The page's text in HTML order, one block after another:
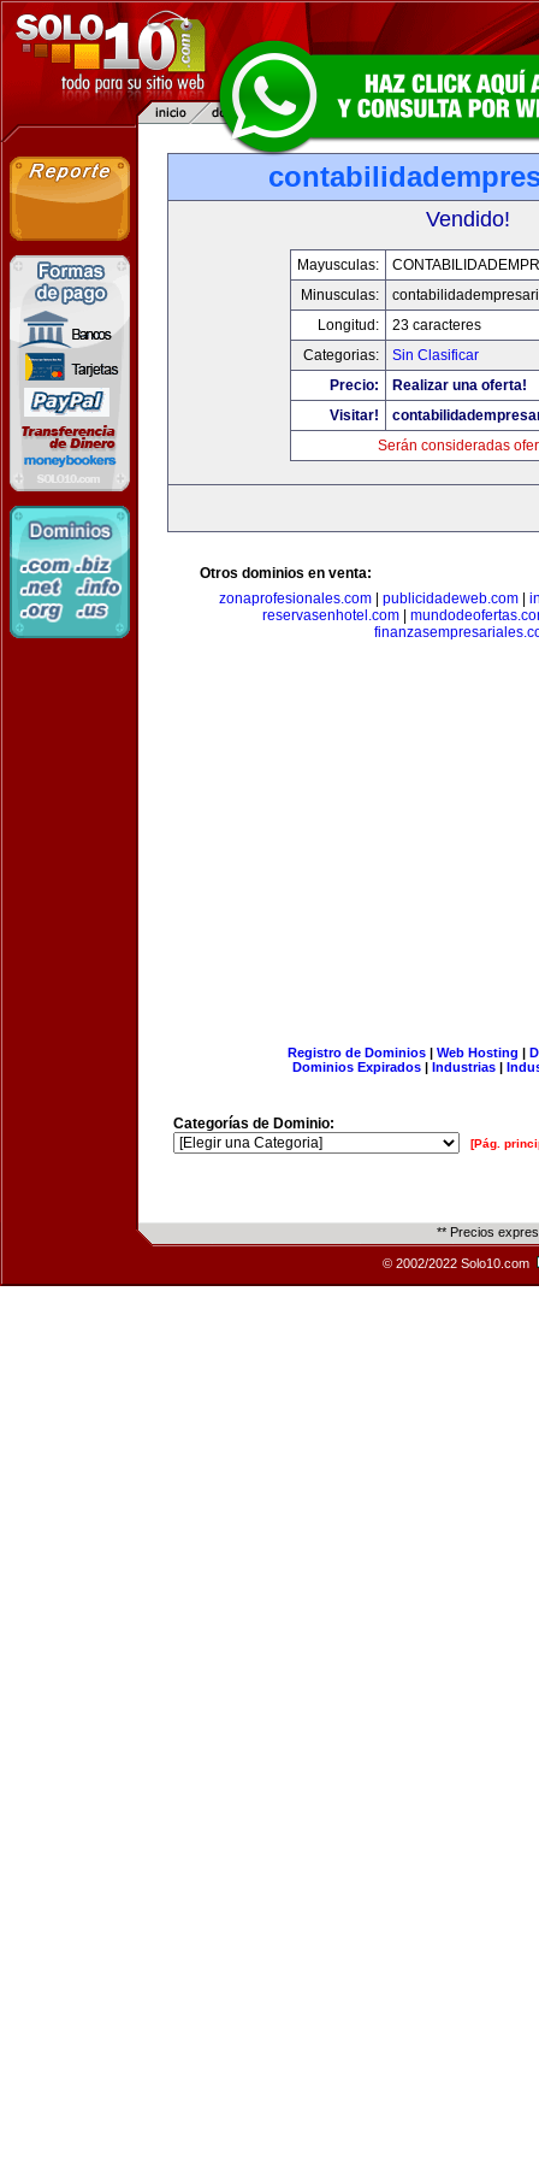
Vendido!
Mayusculas:
Minusculas:
Longitud:
23 caracteres
Categorias:
Sin Clasificar
Precio:
Realizar una oferta!
Visitar!
Serán consideradas
Otros dominios en venta:
zonaprofesionales.com| publicidadeweb.com|
reservasenhotel.com|
Registro de Dominios| Web Hosting |
Dominios Expirados | Industrias |
Categorías de Dominio:
[Pág.
** Precios
© 2002/2022 Solo10.com